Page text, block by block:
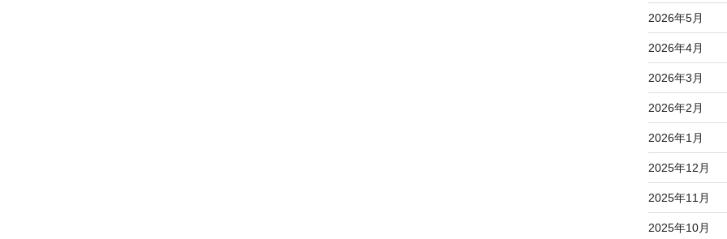
2026年5月
2026年4月
2026年3月
2026年2月
2026年1月
2025年12月
2025年11月
2025年10月